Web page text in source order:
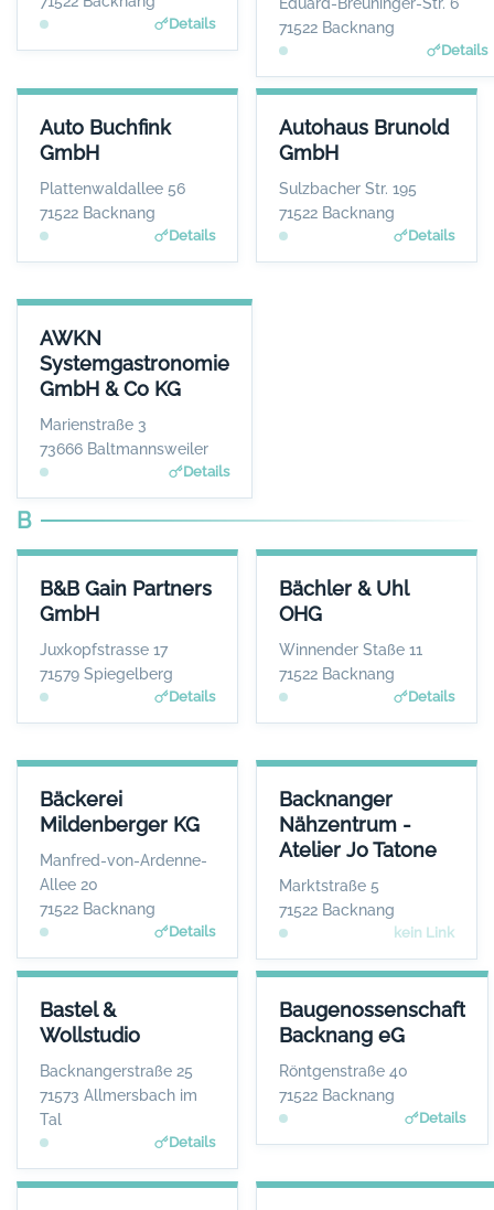
Details
71522 Backnang
Details
Auto Buchfink
GmbH
Plattenwaldallee 56
71522 Backnang
Details
AUTO BUCHFINK GMBH
ANSPRECHPARTNER
Herr Lothar Buchfink
WEBSITE
www.auto-buchfink.de
Autohaus Brunold
GmbH
Sulzbacher Str. 195
71522 Backnang
Details
AUTOHAUS BRUNOLD GMBH
Herr Günther Uhrich
www.brunold.de
AWKN
Systemgastronomie
GmbH & Co KG
Marienstraße 3
73666 Baltmannsweiler
Details
AWKN SYSTEMGASTRONOMIE GMBH & CO KG
ANSPRECHPARTNER
Herr Hrisowalantis Betikis
B
B&B Gain Partners
GmbH
Juxkopfstrasse 17
71579 Spiegelberg
Details
B&B GAIN PARTNERS GMBH
Herr Hans Günter Lind
www.bb-gain.eu
Bächler & Uhl
OHG
Winnender Staße 11
71522 Backnang
Details
BÄCHLER & UHL OHG
Herr Andreas Uhl
WEBSITE
www.allianz.de
Bäckerei
Mildenberger KG
Manfred-von-Ardenne-
Allee 20
71522 Backnang
Details
BÄCKEREI MILDENBERGER KG
ANSPRECHPARTNER
Herr Bernd Mildenberger
www.mildenberger.eu
Backnanger
Nähzentrum -
Atelier Jo Tatone
Marktstraße 5
71522 Backnang
kein Link
BACKNANGER NÄHZENTRUM
Bastel &
Wollstudio
Backnangerstraße 25
71573 Allmersbach im
Tal
Details
BASTEL & WOLLSTUDIO
ANSPRECHPARTNER
Frau Andrea Klink
WEBSITE
www.mein-wollstudio.d
e
Baugenossenschaft
Backnang eG
Röntgenstraße 40
71522 Backnang
Details
BAUGENOSSENSCHAFT
Herr Raphael